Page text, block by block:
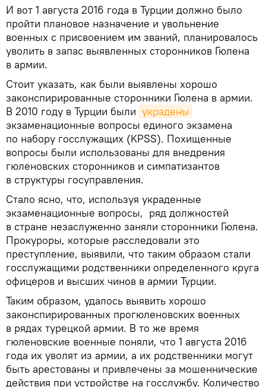
И вот 1 августа 2016 года в Турции должно было
пройти плановое назначение и увольнение
военных с присвоением им званий, планировалось
уволить в запас выявленных сторонников Гюлена
в армии.
Стоит указать, как были выявлены хорошо
законспирированные сторонники Гюлена в армии.
В 2010 году в Турции были украдены
экзаменационные вопросы единого экзамена
по набору госслужащих (KPSS). Похищенные
вопросы были использованы для внедрения
гюленовских сторонников и симпатизантов
в структуры госуправления.
Стало ясно, что, используя украденные
экзаменационные вопросы, ряд должностей
в стране незаслуженно заняли сторонники Гюлена.
Прокуроры, которые расследовали это
преступление, выявили, что таким образом стали
госслужащими родственники определенного круга
офицеров и высших чинов в армии Турции.
Таким образом, удалось выявить хорошо
законспирированных прогюленовских военных
в рядах турецкой армии. В то же время
гюленовские военные поняли, что 1 августа 2016
года их уволят из армии, а их родственники могут
быть арестованы и привлечены за мошеннические
действия при устройстве на госслужбу. Количество